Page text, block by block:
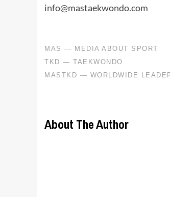
info@mastaekwondo.com
About The Author